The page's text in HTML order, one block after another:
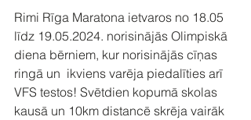
Rimi Rīga Maratona ietvaros no 18.05
līdz 19.05.2024. norisinājās Olimpiskā
diena bērniem, kur norisinājās cīņas
ringā un  ikviens varēja piedalīties arī
VFS testos! Svētdien kopumā skolas
kausā un 10km distancē skrēja vairāk